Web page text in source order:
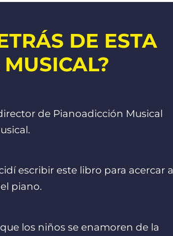
DE ESTA
de Pianoadicción Musical
escribir este libro para acercar a
piano.
los niños se enamoren de la